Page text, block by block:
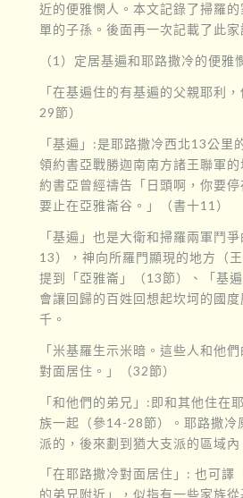
近的便雅憫人。本文記錄了掃羅
單的子孫。後面再一次記載了此
（1）定居基遍和耶路撒冷的便雅
「在基遍住的有基遍的父親耶利
29節）
「基遍」:是耶路撒冷西北13公里
領約書亞戰勝迦南南方諸王聯軍的
約書亞曾經禱告「日頭啊，你要
要止在亞雅崙谷。」（書十11）
「基遍」也是大衛和掃羅兩軍鬥
13），神向所羅門顯現的地方（
提到「亞雅崙」（13節）、「基
會讓回歸的百姓回想起坎坷的國
千。
「米基羅生示米暗。這些人和他
對面居住。」（32節）
「和他們的弟兄」:即和其他住在
族一起（參14-28節）。耶路撒冷
派的，後來劃到猶大支派的區域內
「在耶路撒冷對面居住」: 也可譯
的弟兄附近」，似指有一些家族